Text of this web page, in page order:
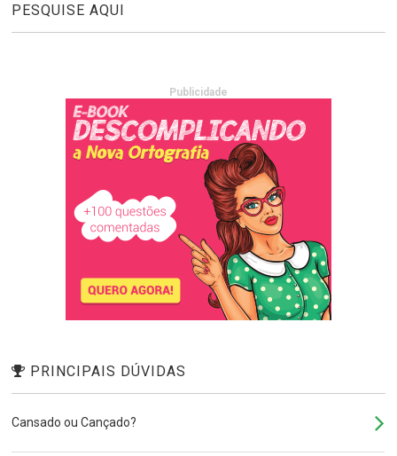
PESQUISE AQUI
Publicidade
PRINCIPAIS DÚVIDAS
Cansado ou Cançado?